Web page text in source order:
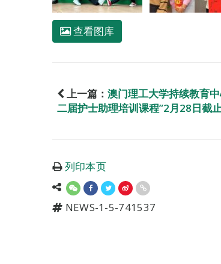
查看图库
上一篇： 澳门理工大学持续教育
二届护士助理培训课程”2月28日截
列印本页
NEWS-1-5-741537